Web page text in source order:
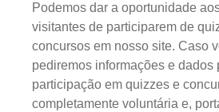
Podemos dar a oportunidade
visitantes de participarem de
concursos em nosso site. Caso
pediremos informações e dados
participação em quizzes e
completamente voluntária e,